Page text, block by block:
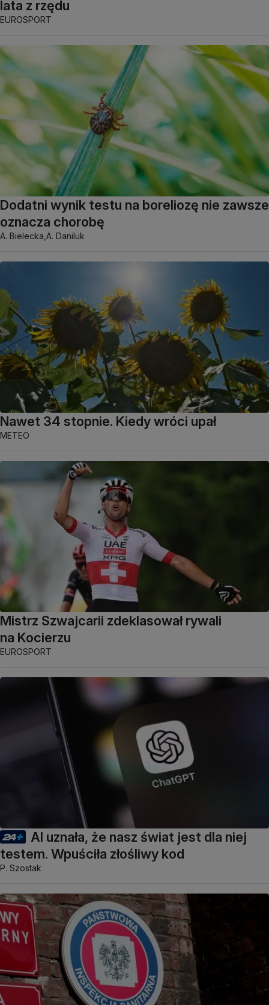
lata z rzędu
EUROSPORT
Dodatni wynik testu na boreliozę nie zawsze
oznacza chorobę
A. Bielecka, A. Daniluk
Nawet 34 stopnie. Kiedy wróci upał
METEO
Mistrz Szwajcarii zdeklasował rywali
na Kocierzu
EUROSPORT
AI uznała, że nasz świat jest dla niej
testem. Wpuściła złośliwy kod
P. Szostak